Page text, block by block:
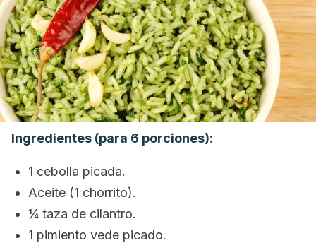
Ingredientes (para 6 porciones):
1 cebolla picada.
Aceite (1 chorrito).
¼ taza de cilantro.
1 pimiento vede picado.